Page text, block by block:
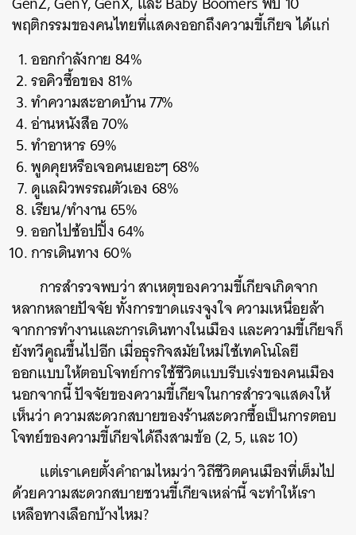
พฤติกรรมของคนไทยที่แสดงออกถึงความขี้เกียจ ได้แก่
ออกกำลังกาย 84%
รอคิวซื้อของ 81%
ทำความสะอาดบ้าน 77%
อ่านหนังสือ 70%
ทำอาหาร 69%
พูดคุยหรือเจอคนเยอะๆ 68%
ดูแลผิวพรรณตัวเอง 68%
เรียน/ทำงาน 65%
ออกไปช้อปปิ้ง 64%
การเดินทาง 60%
การสำรวจพบว่า สาเหตุของความขี้เกียจเกิดจาก
หลากหลายปัจจัย ทั้งการขาดแรงจูงใจ ความเหนื่อยล้า
จากการทำงานและการเดินทางในเมือง และความขี้เกียจก็
ยังทวีคูณขึ้นไปอีก เมื่อธุรกิจสมัยใหม่ใช้เทคโนโลยี
ออกแบบให้ตอบโจทย์การใช้ชีวิตแบบรีบเร่งของคนเมือง
นอกจากนี้ ปัจจัยของความขี้เกียจในการสำรวจแสดงให้
เห็นว่า ความสะดวกสบายของร้านสะดวกซื้อเป็นการตอบ
โจทย์ของความขี้เกียจได้ถึงสามข้อ (2, 5, และ 10)
แต่เราเคยตั้งคำถามไหมว่า วิถีชีวิตคนเมืองที่เต็มไป
ด้วยความสะดวกสบายชวนขี้เกียจเหล่านี้ จะทำให้เรา
เหลือทางเลือกบ้างไหม?